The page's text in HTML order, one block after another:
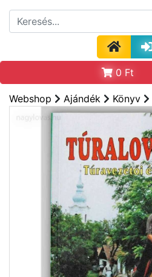
0 Ft
Webshop Ajándék Könyv